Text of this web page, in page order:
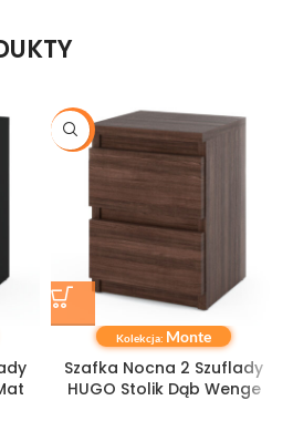
-20%
Kolekcja: Monte
Szafka Nocna 2 Szuflady
HUGO Stolik Dąb Wenge